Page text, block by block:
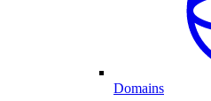
Domains